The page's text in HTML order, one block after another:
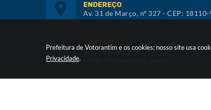
Prefeitura de Votorantim e os cookies: nosso site usa
Privacidade.
ENDEREÇO
Av. 31 de Março, nº 327 - CEP:
CONTATO
(15) 3353-8533